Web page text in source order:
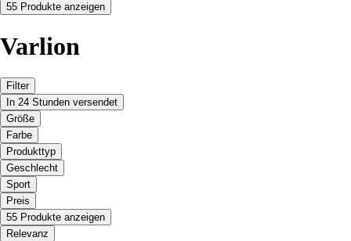
55 Produkte anzeigen
Varlion
Filter
In 24 Stunden versendet
Größe
Farbe
Produkttyp
Geschlecht
Sport
Preis
55 Produkte anzeigen
Relevanz